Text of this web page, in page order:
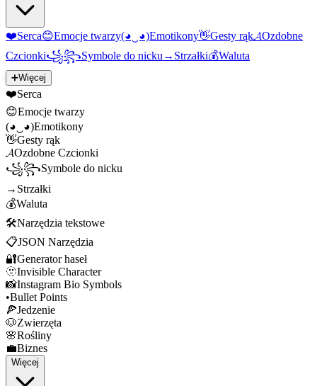
❤️Serca😊Emocje twarzy(◕‿◕)Emotikony👋Gesty rąk𝓐Ozdobne
Czcionki꧁꧂Symbole do nicku → Strzałki💰Waluta
➕Więcej
❤️Serca
😊Emocje twarzy
(◕‿◕)Emotikony
👋Gesty rąk
𝓐Ozdobne Czcionki
꧁꧂Symbole do nicku
→ Strzałki
💰Waluta
🛠️Narzędzia tekstowe
📋JSON Narzędzia
🔐Generator haseł
🫥Invisible Character
📸Instagram Bio Symbols
•Bullet Points
🍕Jedzenie
🐶Zwierzęta
🌸Rośliny
💼Biznes
Więcej